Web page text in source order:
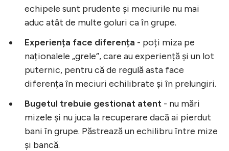
echipele sunt prudente și meciurile nu mai
aduc atât de multe goluri ca în grupe.
Experiența face diferența - poți miza pe
naționalele „grele”, care au experiență și un lot
puternic, pentru că de regulă asta face
diferența în meciuri echilibrate și în prelungiri.
Bugetul trebuie gestionat atent - nu mări
mizele și nu juca la recuperare dacă ai pierdut
bani în grupe. Păstrează un echilibru între mize
și bancă.